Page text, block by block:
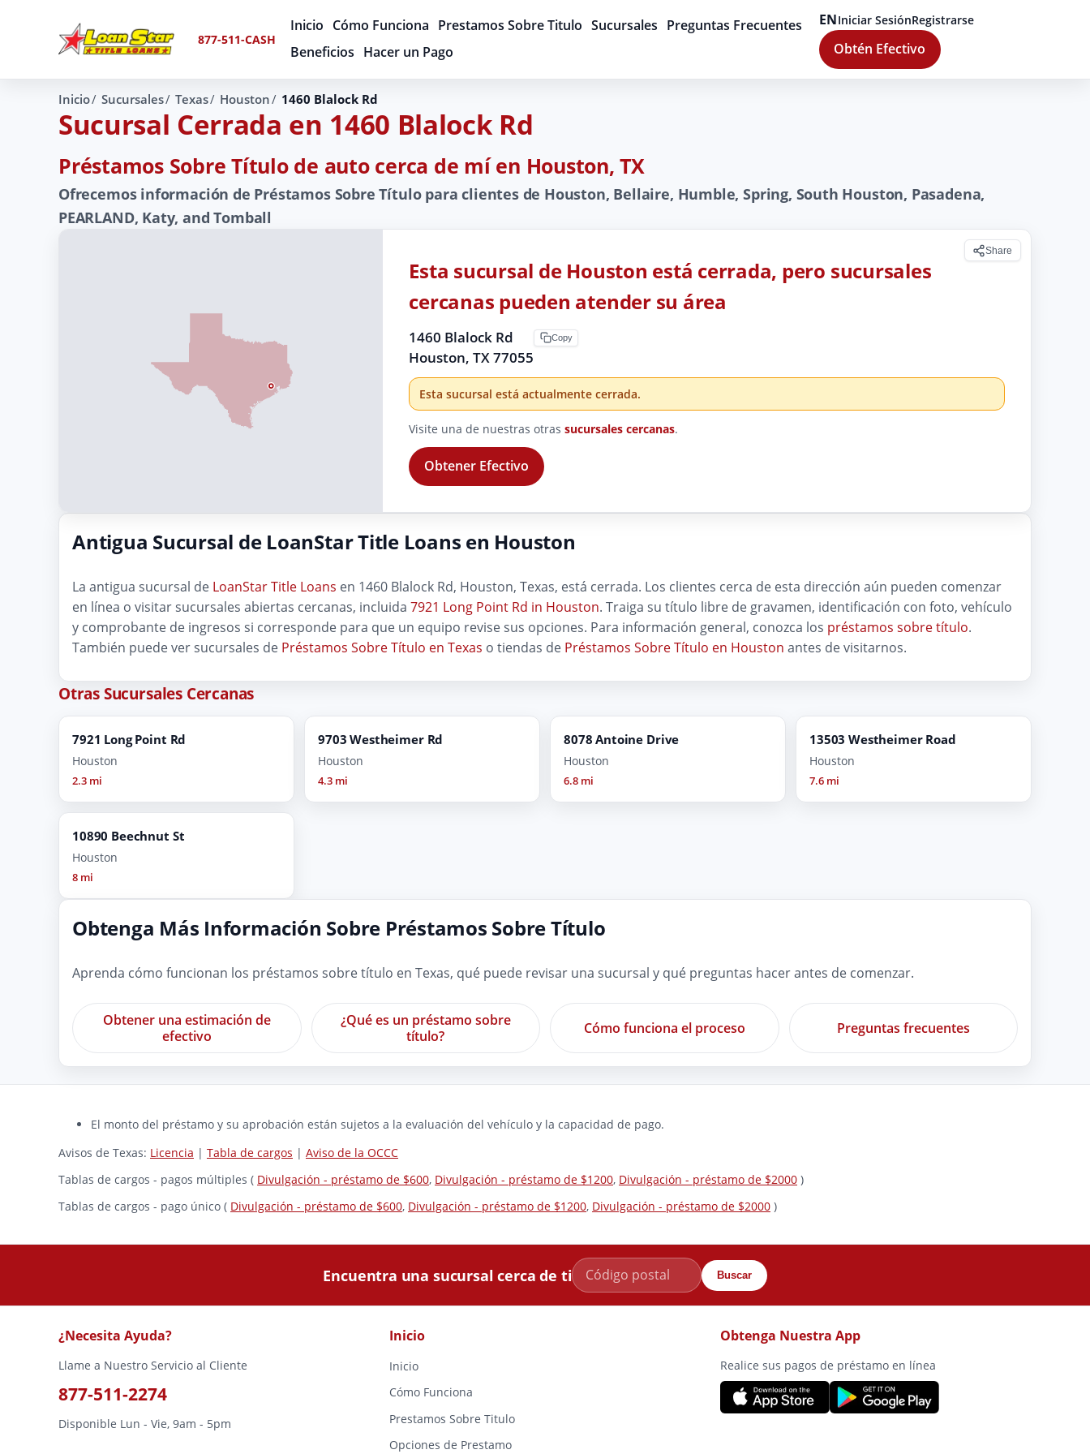
877-511-CASH
Inicio Cómo Funciona Prestamos Sobre Titulo Sucursales Preguntas Frecuentes
Beneficios Hacer un Pago
ENIniciar SesiónRegistrarse
Obtén Efectivo
Inicio Sucursales Texas Houston 1460 Blalock Rd
Sucursal Cerrada en 1460 Blalock Rd
Préstamos Sobre Título de auto cerca de mí en Houston, TX
Ofrecemos información de Préstamos Sobre Título para clientes de Houston, Bellaire, Humble, Spring, South Houston, Pasadena,
PEARLAND, Katy, and Tomball
Share
Esta sucursal de Houston está cerrada, pero sucursales
cercanas pueden atender su área
1460 Blalock Rd
Houston, TX 77055
Copy
Esta sucursal está actualmente cerrada.
Visite una de nuestras otrassucursales cercanas.
Obtener Efectivo
Antigua Sucursal de LoanStar Title Loans en Houston
La antigua sucursal de LoanStar Title Loans en 1460 Blalock Rd, Houston, Texas, está cerrada. Los clientes cerca de esta dirección aún pueden comenzar
en línea o visitar sucursales abiertas cercanas, incluida 7921 Long Point Rd in Houston. Traiga su título libre de gravamen, identificación con foto, vehículo
y comprobante de ingresos si corresponde para que un equipo revise sus opciones. Para información general, conozca los préstamos sobre título.
También puede ver sucursales de Préstamos Sobre Título en Texas o tiendas de Préstamos Sobre Título en Houston antes de visitarnos.
Otras Sucursales Cercanas
7921 Long Point Rd
Houston
2.3 mi
9703 Westheimer Rd
Houston
4.3 mi
8078 Antoine Drive
Houston
6.8 mi
13503 Westheimer Road
Houston
7.6 mi
10890 Beechnut St
Houston
8 mi
Obtenga Más Información Sobre Préstamos Sobre Título
Aprenda cómo funcionan los préstamos sobre título en Texas, qué puede revisar una sucursal y qué preguntas hacer antes de comenzar.
Obtener una estimación de
efectivo
¿Qué es un préstamo sobre
título?
Cómo funciona el proceso Preguntas frecuentes
El monto del préstamo y su aprobación están sujetos a la evaluación del vehículo y la capacidad de pago.
Avisos de Texas: Licencia | Tabla de cargos | Aviso de la OCCC
Tablas de cargos - pagos múltiples ( Divulgación - préstamo de $600, Divulgación - préstamo de $1200, Divulgación - préstamo de $2000 )
Tablas de cargos - pago único ( Divulgación - préstamo de $600, Divulgación - préstamo de $1200, Divulgación - préstamo de $2000 )
Encuentra una sucursal cerca de ti Buscar
¿Necesita Ayuda?
Llame a Nuestro Servicio al Cliente
877-511-2274
Disponible Lun - Vie, 9am - 5pm
Inicio
Inicio
Cómo Funciona
Prestamos Sobre Titulo
Opciones de Prestamo
Obtenga Nuestra App
Realice sus pagos de préstamo en línea